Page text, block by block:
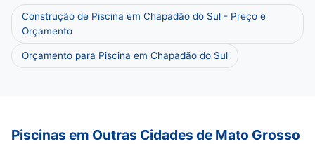
Construção de Piscina em Chapadão do Sul - Preço e
Orçamento
Orçamento para Piscina em Chapadão do Sul
Piscinas em Outras Cidades de Mato Grosso